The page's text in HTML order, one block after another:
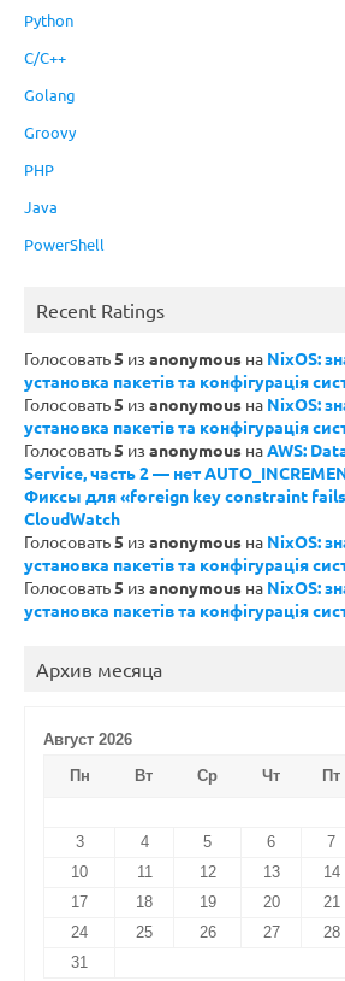
Python
C/C++
Golang
Groovy
PHP
Java
PowerShell
Recent Ratings
Голосовать5 из anonymous на NixOS:
установка пакетів та конфігурація
Голосовать5 из anonymous на NixOS:
установка пакетів та конфігурація
Голосовать5 из anonymous наAWS:
Service, часть 2 — нет
Фиксы для «foreign key constraint
CloudWatch
Голосовать5 из anonymous на NixOS:
установка пакетів та конфігурація
Голосовать5 из anonymous на NixOS:
установка пакетів та конфігурація
Архив месяца
Август 2026
Пн
Вт Ср Чт Пт
3
4 5 6 7
10
11 12 13 14
17
18 19 20 21
24
25 26 27 28
31